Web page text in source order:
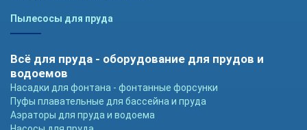
Пылесосы для пруда
Всё для пруда - оборудование для прудов и
водоемов
Насадки для фонтана - фонтанные форсунки
Пуфы плавательные для бассейна и пруда
Аэраторы для пруда и водоема